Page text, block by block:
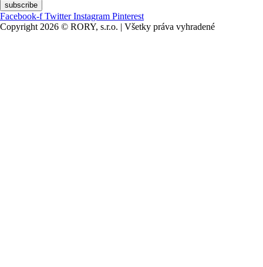
subscribe
Facebook-f Twitter Instagram Pinterest
Copyright 2026 © RORY, s.r.o. | Všetky práva vyhradené